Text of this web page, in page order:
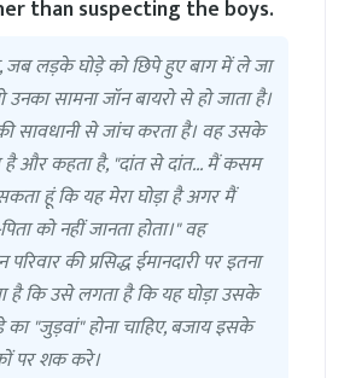
than suspecting the boys.
जब लड़के घोड़े को छिपे हुए बाग में ले जा
उनका सामना जॉन बायरो से हो जाता है।
सावधानी से जांच करता है। वह उसके
और कहता है, "दांत से दांत... मैं कसम
हूं कि यह मेरा घोड़ा है अगर मैं
को नहीं जानता होता।" वह
परिवार की प्रसिद्ध ईमानदारी पर इतना
है कि उसे लगता है कि यह घोड़ा उसके
का "जुड़वां" होना चाहिए, बजाय इसके
पर शक करे।